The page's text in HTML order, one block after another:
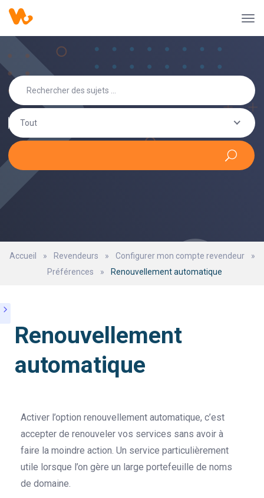
Tout
Accueil » Revendeurs » Configurer mon compte revendeur
»
Préférences
» Renouvellement automatique
Renouvellement
automatique
Activer l’option renouvellement automatique, c’est
accepter de renouveler vos services sans avoir à
faire la moindre action. Un service particulièrement
utile lorsque l’on gère un large portefeuille de noms
de domaine.